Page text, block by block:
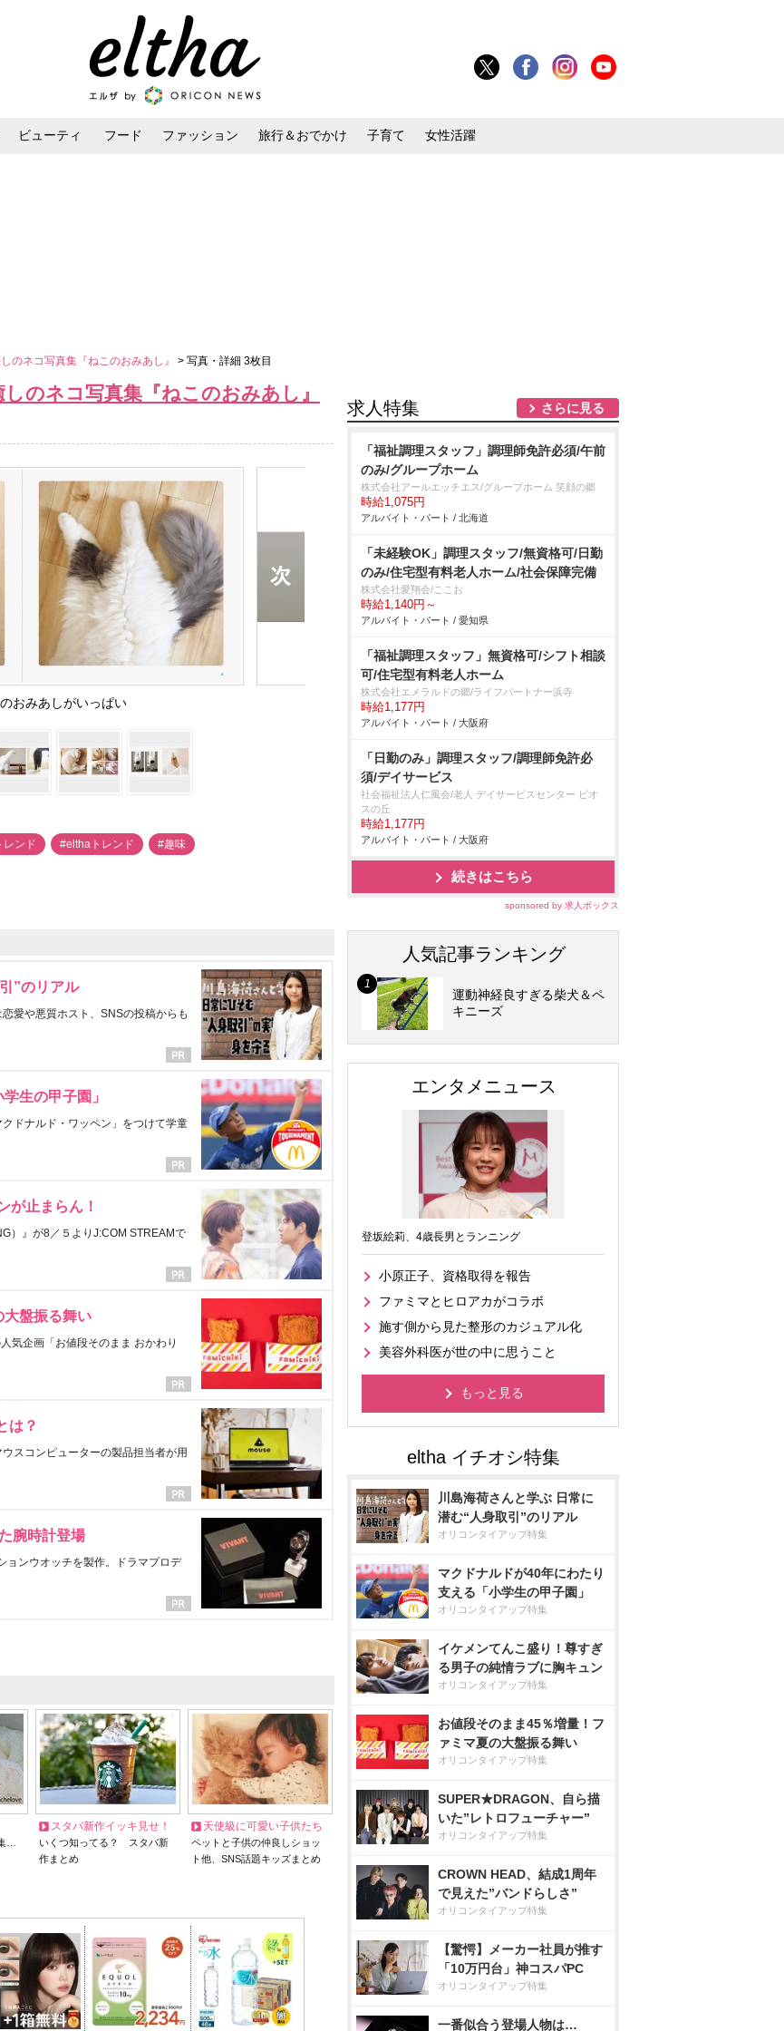
ビューティ フード ファッション 旅行＆おでかけ 子育て 女性活躍
のネコ写真集『ねこのおみあし』 > 写真・詳細 3枚目
のネコ写真集『ねこのおみあし』
おみあしがいっぱい
レンド #elthaトレンド #趣味
”のリアル
愛や悪質ホスト、SNSの投稿からも
生の甲子園」
ドナルド・ワッペン」をつけて学童
が止まらん！
）』が8／５よりJ:COM STREAMで
大盤振る舞い
気企画「お値段そのまま おかわり
は？
スコンピューターの製品担当者が用
腕時計登場
ョンウオッチを製作。ドラマプロデ
…
スタバ新作イッキ見せ！
いくつ知ってる？ スタバ新
作まとめ
天使級に可愛い子供たち
ペットと子供の仲良しショッ
ト他、SNS話題キッズまとめ
求人特集 さらに見る
「福祉調理スタッフ」調理師免許必須/午前
のみ/グループホーム
株式会社アールエッチエス/グループホーム 笑顔の郷
時給1,075円
アルバイト・パート / 北海道
「未経験OK」調理スタッフ/無資格可/日勤
のみ/住宅型有料老人ホーム/社会保障完備
株式会社愛翔会/ここお
時給1,140円～
アルバイト・パート / 愛知県
「福祉調理スタッフ」無資格可/シフト相談
可/住宅型有料老人ホーム
株式会社エメラルドの郷/ライフパートナー浜寺
時給1,177円
アルバイト・パート / 大阪府
「日勤のみ」調理スタッフ/調理師免許必
須/デイサービス
社会福祉法人仁風会/老人 デイサービスセンター ビオ
スの丘
時給1,177円
アルバイト・パート / 大阪府
続きはこちら
sponsored by 求人ボックス
人気記事ランキング
運動神経良すぎる柴犬＆ペ
キニーズ
エンタメニュース
登坂絵莉、4歳長男とランニング
小原正子、資格取得を報告
ファミマとヒロアカがコラボ
施す側から見た整形のカジュアル化
美容外科医が世の中に思うこと
もっと見る
川島海荷さんと学ぶ 日常に
潜む“人身取引”のリアル
オリコンタイアップ特集
マクドナルドが40年にわたり
支える「小学生の甲子園」
オリコンタイアップ特集
イケメンてんこ盛り！尊すぎ
る男子の純情ラブに胸キュン
オリコンタイアップ特集
お値段そのまま45％増量！フ
ァミマ夏の大盤振る舞い
オリコンタイアップ特集
SUPER★DRAGON、自ら描
いた”レトロフューチャー”
オリコンタイアップ特集
CROWN HEAD、結成1周年
で見えた”バンドらしさ”
オリコンタイアップ特集
【驚愕】メーカー社員が推す
「10万円台」神コスパPC
オリコンタイアップ特集
一番似合う登場人物は…